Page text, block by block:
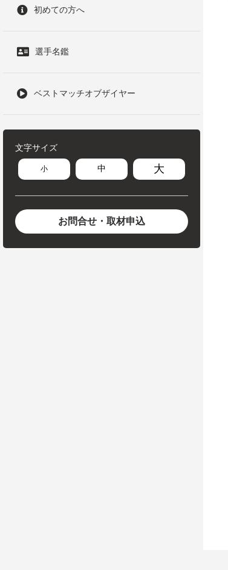
初めての方へ
選手名鑑
ベストマッチオブザイヤー
文字サイズ
小 中 大
お問合せ・取材申込